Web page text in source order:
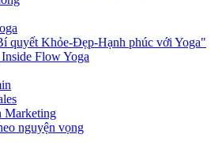
quyết Khỏe-Đẹp-Hạnh phúc với Yoga"
Flow Yoga
Marketing
nguyện vọng